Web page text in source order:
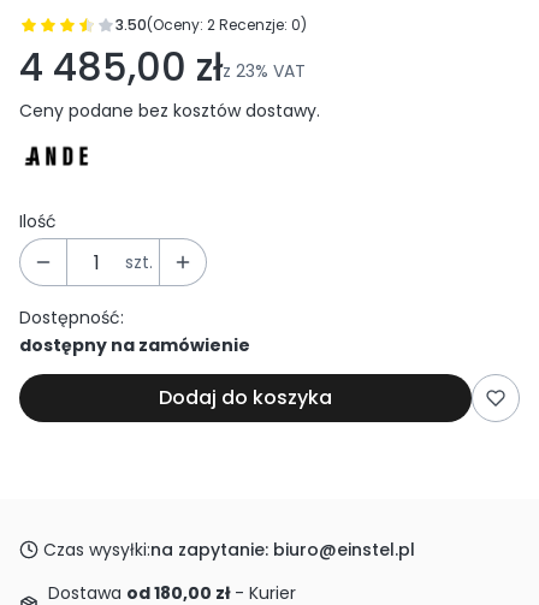
3.50(Oceny: 2 Recenzje: 0)
Przejdź do sekcji Opinie
4 485,00 złz 23% VAT
Ceny podane bez kosztów dostawy.
Ilość
szt.
Dostępność:
dostępny na zamówienie
Dodaj do koszyka
Czas wysyłki:na zapytanie: biuro@einstel.pl
Dostawa od 180,00 zł - Kurier